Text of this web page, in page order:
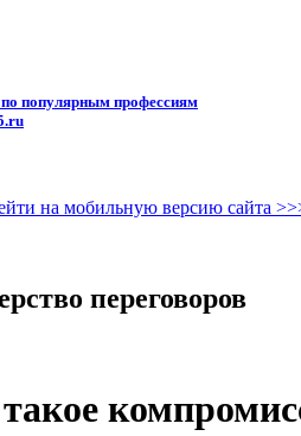
популярным профессиям
на мобильную версию сайта
переговоров